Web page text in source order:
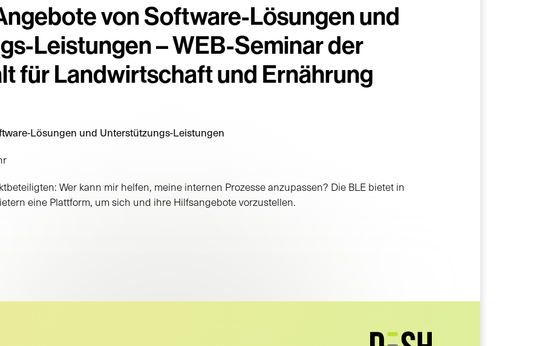
von Software-Lösungen und
Leistungen – WEB-Seminar der
für Landwirtschaft und Ernährung
Lösungen und Unterstützungs-Leistungen
Wer kann mir helfen, meine internen Prozesse anzupassen? Die BLE bietet in
eine Plattform, um sich und ihre Hilfsangebote vorzustellen.